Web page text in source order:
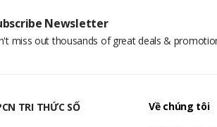
Newsletter
miss out thousands of great deals &
TRI THỨC SỐ Về chúng tôi